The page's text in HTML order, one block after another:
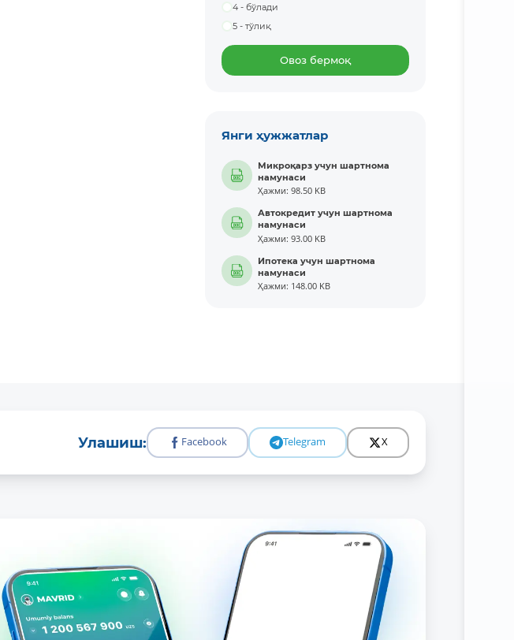
4 - бўлади
5 - тўлиқ
Овоз бермоқ
Янги ҳужжатлар
Микроқарз учун шартнома
намунаси
Ҳажми: 98.50 KB
Автокредит учун шартнома
намунаси
Ҳажми: 93.00 KB
Ипотека учун шартнома
намунаси
Ҳажми: 148.00 KB
Улашиш: Facebook Telegram X